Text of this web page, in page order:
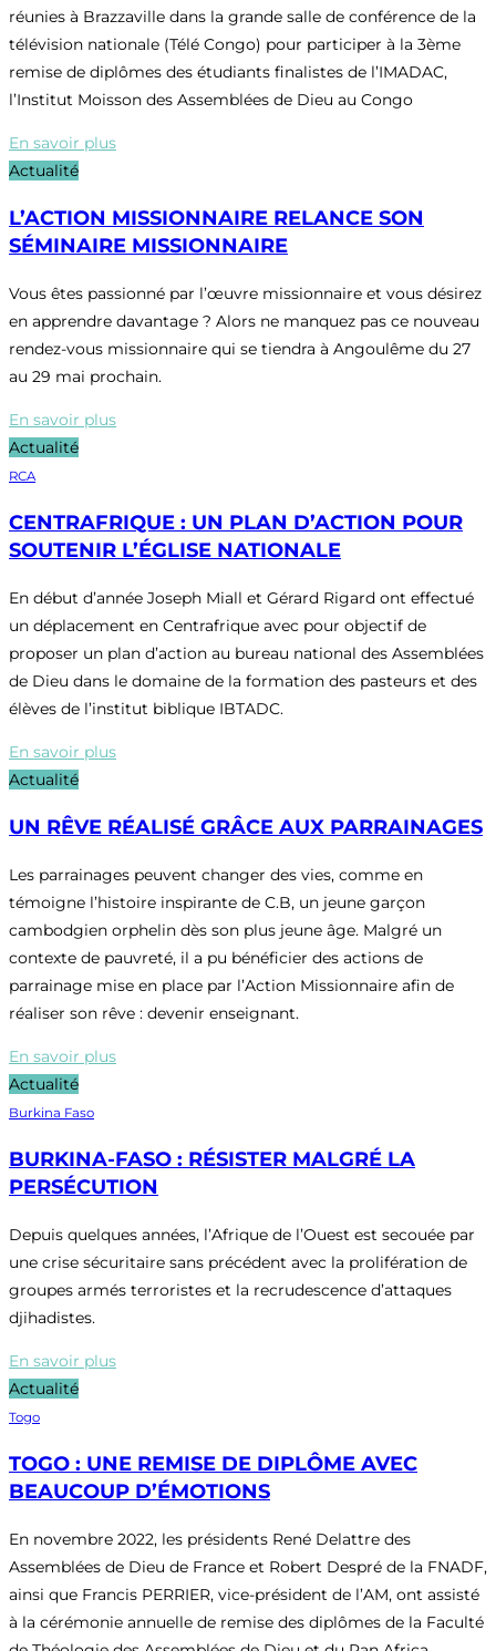
réunies à Brazzaville dans la grande salle de conférence de la
télévision nationale (Télé Congo) pour participer à la 3ème
remise de diplômes des étudiants finalistes de l’IMADAC,
l’Institut Moisson des Assemblées de Dieu au Congo
En savoir plus
Actualité
L’ACTION MISSIONNAIRE RELANCE SON
SÉMINAIRE MISSIONNAIRE
Vous êtes passionné par l’œuvre missionnaire et vous désirez
en apprendre davantage ? Alors ne manquez pas ce nouveau
rendez-vous missionnaire qui se tiendra à Angoulême du 27
au 29 mai prochain.
En savoir plus
Actualité
RCA
CENTRAFRIQUE : UN PLAN D’ACTION POUR
SOUTENIR L’ÉGLISE NATIONALE
En début d’année Joseph Miall et Gérard Rigard ont effectué
un déplacement en Centrafrique avec pour objectif de
proposer un plan d’action au bureau national des Assemblées
de Dieu dans le domaine de la formation des pasteurs et des
élèves de l’institut biblique IBTADC.
En savoir plus
Actualité
UN RÊVE RÉALISÉ GRÂCE AUX PARRAINAGES
Les parrainages peuvent changer des vies, comme en
témoigne l’histoire inspirante de C.B, un jeune garçon
cambodgien orphelin dès son plus jeune âge. Malgré un
contexte de pauvreté, il a pu bénéficier des actions de
parrainage mise en place par l’Action Missionnaire afin de
réaliser son rêve : devenir enseignant.
En savoir plus
Actualité
Burkina Faso
BURKINA-FASO : RÉSISTER MALGRÉ LA
PERSÉCUTION
Depuis quelques années, l’Afrique de l’Ouest est secouée par
une crise sécuritaire sans précédent avec la prolifération de
groupes armés terroristes et la recrudescence d’attaques
djihadistes.
En savoir plus
Actualité
Togo
TOGO : UNE REMISE DE DIPLÔME AVEC
BEAUCOUP D’ÉMOTIONS
En novembre 2022, les présidents René Delattre des
Assemblées de Dieu de France et Robert Despré de la FNADF,
ainsi que Francis PERRIER, vice-président de l’AM, ont assisté
à la cérémonie annuelle de remise des diplômes de la Faculté